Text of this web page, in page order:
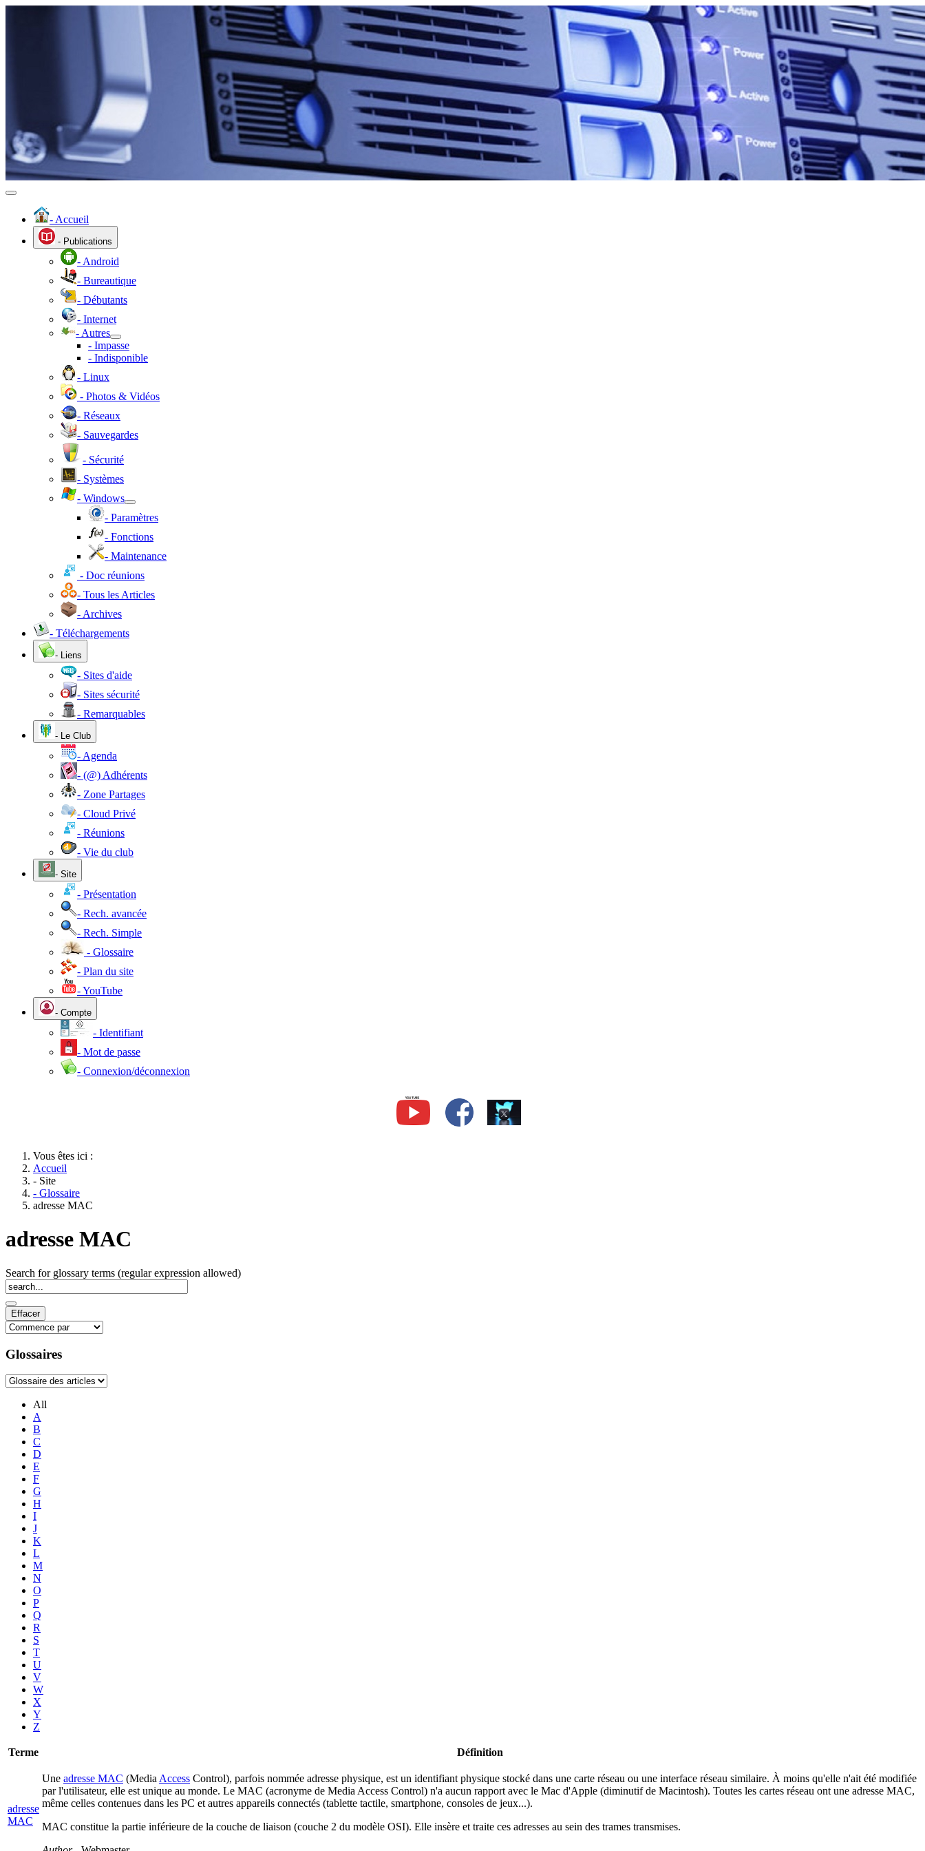
- Accueil
- Publications
- Android
- Bureautique
- Débutants
- Internet
- Autres
- Impasse
- Indisponible
- Linux
- Photos & Vidéos
- Réseaux
- Sauvegardes
- Sécurité
- Systèmes
- Windows
- Paramètres
- Fonctions
- Maintenance
- Doc réunions
- Tous les Articles
- Archives
- Téléchargements
- Liens
- Sites d'aide
- Sites sécurité
- Remarquables
- Le Club
- Agenda
- (@) Adhérents
- Zone Partages
- Cloud Privé
- Réunions
- Vie du club
- Site
- Présentation
- Rech. avancée
- Rech. Simple
- Glossaire
- Plan du site
- YouTube
- Compte
- Identifiant
- Mot de passe
- Connexion/déconnexion
Vous êtes ici :
Accueil
- Site
- Glossaire
adresse MAC
adresse MAC
Search for glossary terms (regular expression allowed)
Glossaires
All
A
B
C
D
E
F
G
H
I
J
K
L
M
N
O
P
Q
R
S
T
U
V
W
X
Y
Z
Terme Définition
adresse
MAC
Une adresse MAC (Media Access Control), parfois nommée adresse physique, est un identifiant physique stocké dans une carte réseau ou une interface réseau similaire. À moins qu'elle n'ait été modifiée
par l'utilisateur, elle est unique au monde. Le MAC (acronyme de Media Access Control) n'a aucun rapport avec le Mac d'Apple (diminutif de Macintosh). Toutes les cartes réseau ont une adresse MAC,
même celles contenues dans les PC et autres appareils connectés (tablette tactile, smartphone, consoles de jeux...).
MAC constitue la partie inférieure de la couche de liaison (couche 2 du modèle OSI). Elle insère et traite ces adresses au sein des trames transmises.